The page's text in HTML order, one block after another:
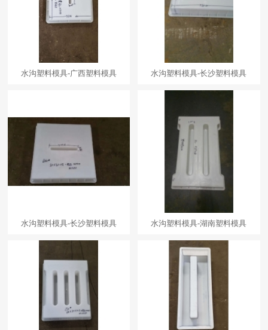
水沟塑料模具-广西塑料模具 水沟塑料模具-长沙塑料模具
水沟塑料模具-长沙塑料模具 水沟塑料模具-湖南塑料模具